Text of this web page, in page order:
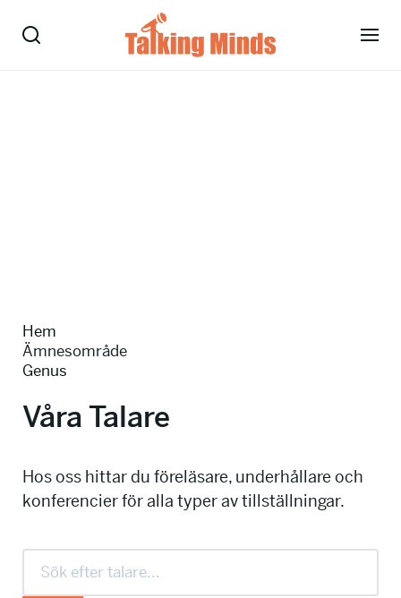
Kontakt
08-38 15 15
info@talkingminds.se
Hem
Ämnesområde
Genus
Våra Talare
Hos oss hittar du föreläsare, underhållare och
konferencier för alla typer av tillställningar.